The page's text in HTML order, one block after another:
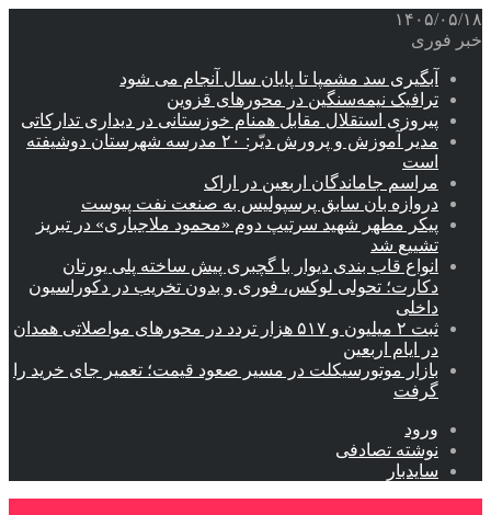
۱۴۰۵/۰۵/۱۸
خبر فوری
آبگیری سد مشمپا تا پایان سال آنجام می شود
ترافیک نیمه‌سنگین در محورهای قزوین
پیروزی استقلال مقابل همنام خوزستانی در دیداری تدارکاتی
مدیر آموزش و پرورش دیّر: ۲۰ مدرسه شهرستان دوشیفته
است
مراسم جاماندگان اربعین در اراک
دروازه بان سابق پرسپولیس به صنعت نفت پیوست
پیکر مطهر شهید سرتیپ دوم «محمود ملاجباری» در تبریز
تشییع شد
انواع قاب بندی دیوار با گچبری پیش ساخته پلی یورتان
دکارت؛ تحولی لوکس، فوری و بدون تخریب در دکوراسیون
داخلی
ثبت ۲ میلیون و ۵۱۷ هزار تردد در محورهای مواصلاتی همدان
در ایام اربعین
بازار موتورسیکلت در مسیر صعود قیمت؛ تعمیر جای خرید را
گرفت
ورود
نوشته تصادفی
سایدبار